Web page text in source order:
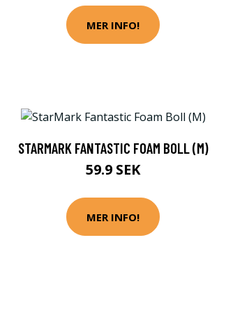
MER INFO!
STARMARK FANTASTIC FOAM BOLL (M)
59.9 SEK
MER INFO!